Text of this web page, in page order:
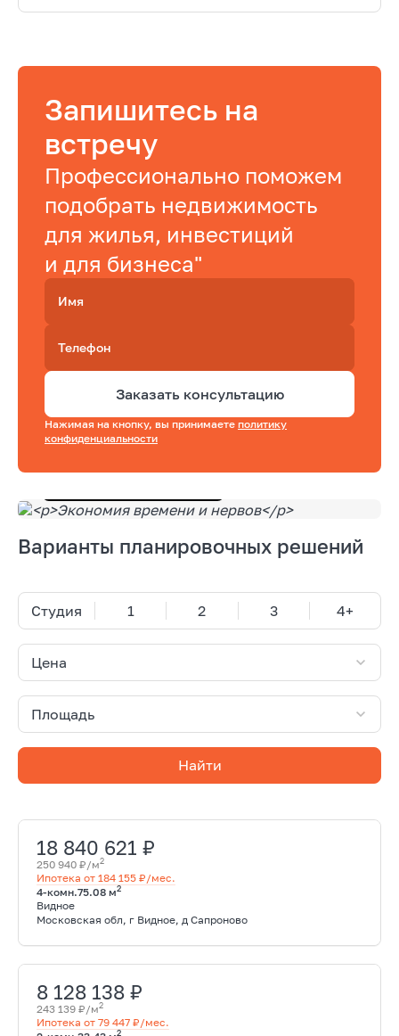
Запишитесь на
встречу
Профессионально поможем
подобрать недвижимость
для жилья, инвестиций
и для бизнеса"
Имя
Телефон
Заказать консультацию
Нажимая на кнопку, вы принимаете политику
конфиденциальности
Подобрать квартиру
Варианты планировочных решений
Студия 1 2 3 4+
Цена
Площадь
Найти
18 840 621 ₽
250 940 ₽/м2
Ипотека от 184 155 ₽/мес.
4-комн.75.08 м2
Видное
Московская обл, г Видное, д Сапроново
8 128 138 ₽
243 139 ₽/м2
Ипотека от 79 447 ₽/мес.
2